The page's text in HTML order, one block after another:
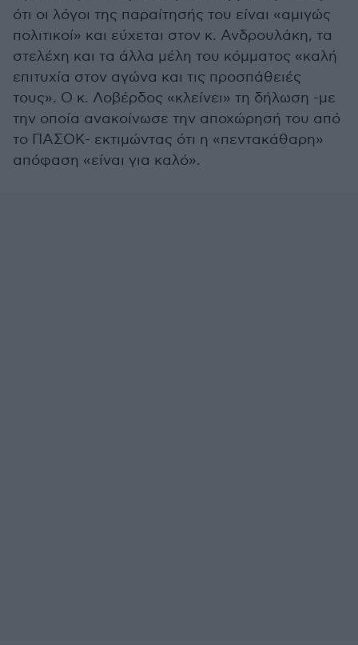
ότι οι λόγοι της παραίτησής του είναι «αμιγώς
πολιτικοί» και εύχεται στον κ. Ανδρουλάκη, τα
στελέχη και τα άλλα μέλη του κόμματος «καλή
επιτυχία στον αγώνα και τις προσπάθειές
τους». Ο κ. Λοβέρδος «κλείνει» τη δήλωση -με
την οποία ανακοίνωσε την αποχώρησή του από
το ΠΑΣΟΚ- εκτιμώντας ότι η «πεντακάθαρη»
απόφαση «είναι για καλό».